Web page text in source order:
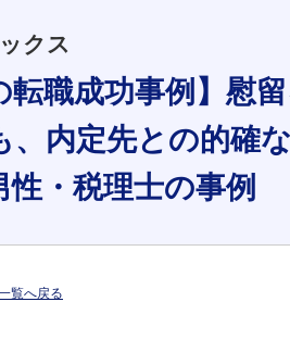
クス
転職成功事例】慰
、内定先との的確
性・税理士の事例
覧へ戻る